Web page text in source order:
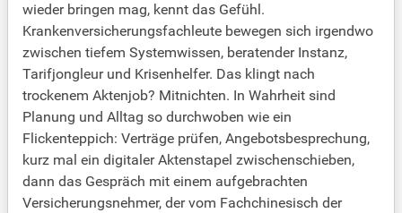
wieder bringen mag, kennt das Gefühl.
Krankenversicherungsfachleute bewegen sich irgendwo
zwischen tiefem Systemwissen, beratender Instanz,
Tarifjongleur und Krisenhelfer. Das klingt nach
trockenem Aktenjob? Mitnichten. In Wahrheit sind
Planung und Alltag so durchwoben wie ein
Flickenteppich: Verträge prüfen, Angebotsbesprechung,
kurz mal ein digitaler Aktenstapel zwischenschieben,
dann das Gespräch mit einem aufgebrachten
Versicherungsnehmer, der vom Fachchinesisch der